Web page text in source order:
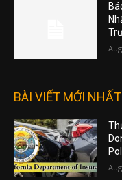
BÀI VIẾT MỚI NHẤT